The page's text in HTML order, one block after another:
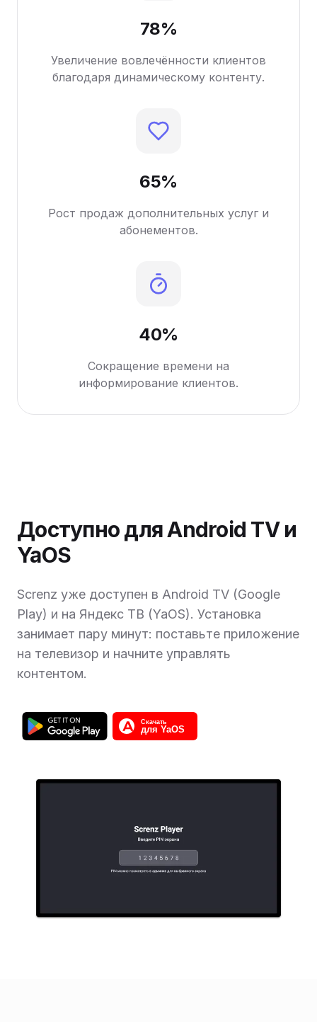
78%
Увеличение вовлечённости клиентов
благодаря динамическому контенту.
65%
Рост продаж дополнительных услуг и
абонементов.
40%
Сокращение времени на
информирование клиентов.
Доступно для Android TV и
YaOS
Screnz уже доступен в Android TV (Google
Play) и на Яндекс ТВ (YaOS). Установка
занимает пару минут: поставьте приложение
на телевизор и начните управлять
контентом.